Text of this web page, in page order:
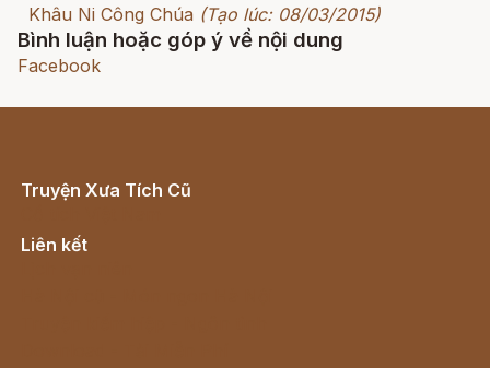
Khâu Ni Công Chúa (Tạo lúc: 08/03/2015)
Bình luận hoặc góp ý về nội dung
Facebook
Truyện Xưa Tích Cũ
Liên kết